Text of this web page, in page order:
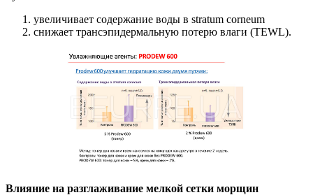
увеличивает содержание воды в stratum corneum
снижает трансэпидермальную потерю влаги (TEWL).
Влияние на разглаживание мелкой сетки морщин